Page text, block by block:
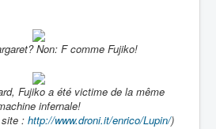
Non: F comme Fujiko!
Fujiko a été victime de la même
infernale!
: http://www.droni.it/enrico/Lupin/)